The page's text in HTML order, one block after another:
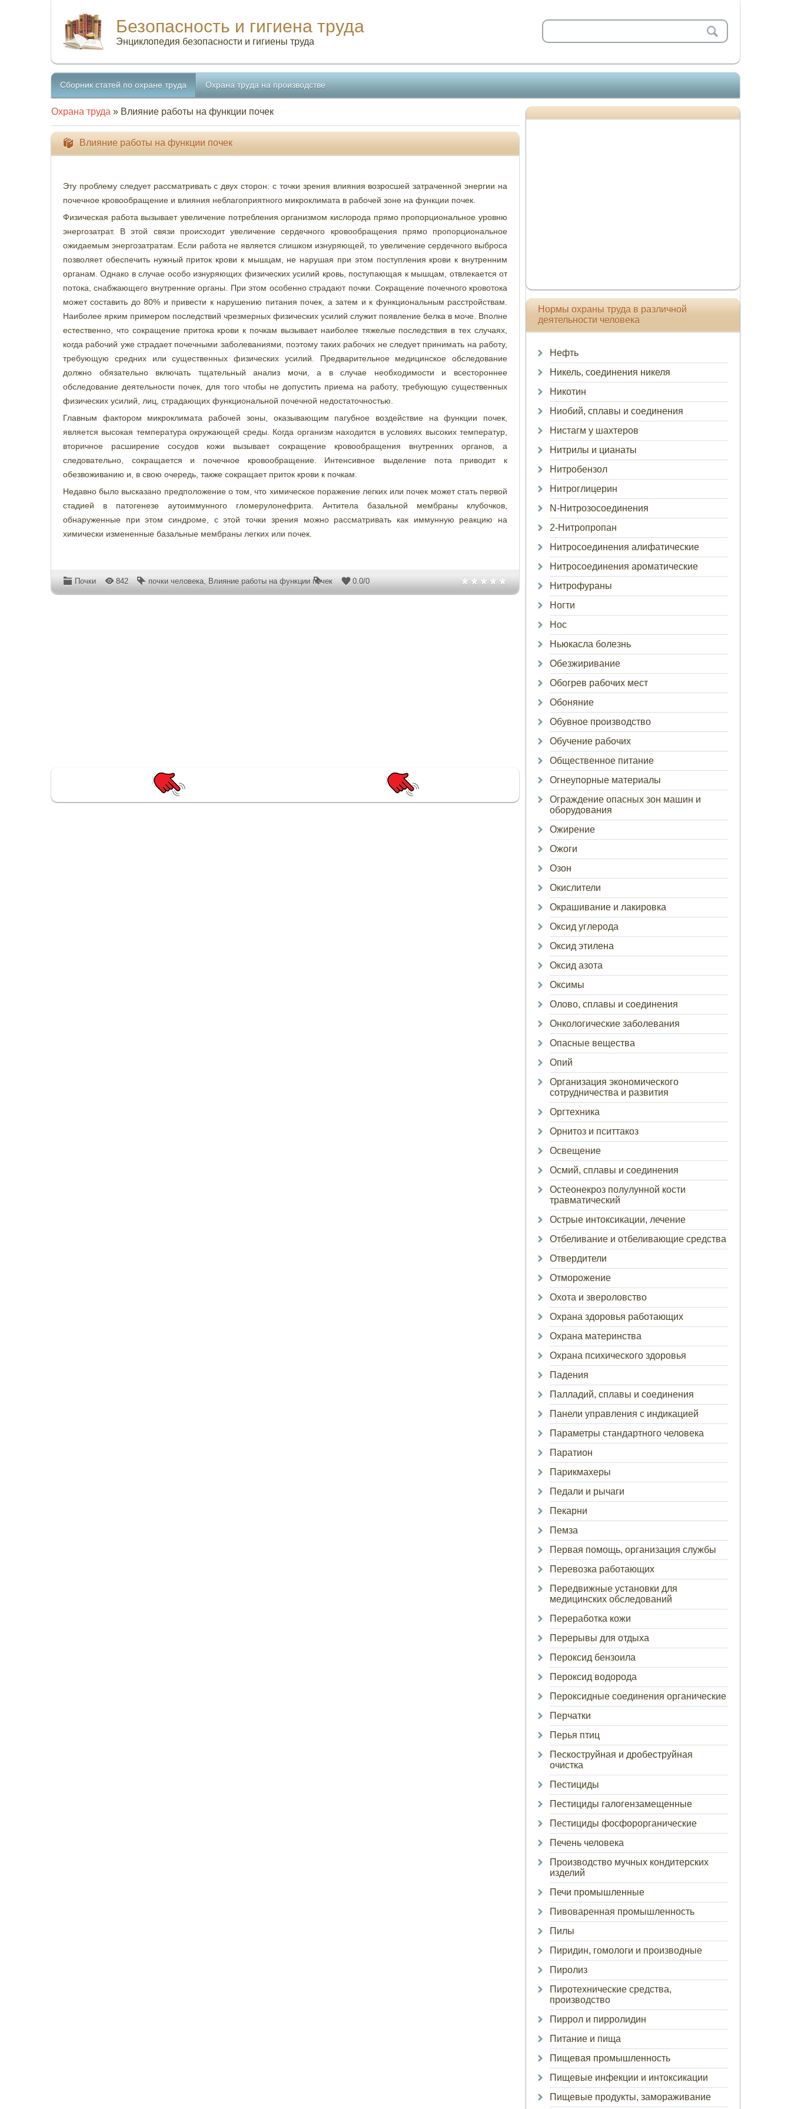
Безопасность и гигиена труда
Энциклопедия безопасности и гигиены труда
Сборник статей по охране труда Охрана труда на производстве
Охрана труда » Влияние работы на функции почек
Влияние работы на функции почек
Эту проблему следует рассматривать с двух сторон: с точки зрения влияния возросшей затраченной энергии на
почечное кровообращение и влияния неблагоприятного микроклимата в рабочей зоне на функции почек.
Физическая работа вызывает увеличение потребления организмом кислорода прямо пропорциональное уровню
энергозатрат. В этой связи происходит увеличение сердечного кровообращения прямо пропорциональное
ожидаемым энергозатратам. Если работа не является слишком изнуряющей, то увеличение сердечного выброса
позволяет обеспечить нужный приток крови к мышцам, не нарушая при этом поступления крови к внутренним
органам. Однако в случае особо изнуряющих физических усилий кровь, поступающая к мышцам, отвлекается от
потока, снабжающего внутренние органы. При этом особенно страдают почки. Сокращение почечного кровотока
может составить до 80% и привести к нарушению питания почек, а затем и к функциональным расстройствам.
Наиболее ярким примером последствий чрезмерных физических усилий служит появление белка в моче. Вполне
естественно, что сокращение притока крови к почкам вызывает наиболее тяжелые последствия в тех случаях,
когда рабочий уже страдает почечными заболеваниями, поэтому таких рабочих не следует принимать на работу,
требующую средних или существенных физических усилий. Предварительное медицинское обследование
должно обязательно включать тщательный анализ мочи, а в случае необходимости и всестороннее
обследование деятельности почек, для того чтобы не допустить приема на работу, требующую существенных
физических усилий, лиц, страдающих функциональной почечной недостаточностью.
Главным фактором микроклимата рабочей зоны, оказывающим пагубное воздействие на функции почек,
является высокая температура окружающей среды. Когда организм находится в условиях высоких температур,
вторичное расширение сосудов кожи вызывает сокращение кровообращения внутренних органов, а
следовательно, сокращается и почечное кровообращение. Интенсивное выделение пота приводит к
обезвоживанию и, в свою очередь, также сокращает приток крови к почкам.
Недавно было высказано предположение о том, что химическое поражение легких или почек может стать первой
стадией в патогенезе аутоиммунного гломерулонефрита. Антитела базальной мембраны клубочков,
обнаруженные при этом синдроме, с этой точки зрения можно рассматривать как иммунную реакцию на
химически измененные базальные мембраны легких или почек.
Почки 842 почки человека, Влияние работы на функции почек 0.0/0
Нормы охраны труда в различной
деятельности человека
Нефть
Никель, соединения никеля
Никотин
Ниобий, сплавы и соединения
Нистагм у шахтеров
Нитрилы и цианаты
Нитробензол
Нитроглицерин
N-Нитрозосоединения
2-Нитропропан
Нитросоединения алифатические
Нитросоединения ароматические
Нитрофураны
Ногти
Нос
Ньюкасла болезнь
Обезжиривание
Обогрев рабочих мест
Обоняние
Обувное производство
Обучение рабочих
Общественное питание
Огнеупорные материалы
Ограждение опасных зон машин и
оборудования
Ожирение
Ожоги
Озон
Окислители
Окрашивание и лакировка
Оксид углерода
Оксид этилена
Оксид азота
Оксимы
Олово, сплавы и соединения
Онкологические заболевания
Опасные вещества
Опий
Организация экономического
сотрудничества и развития
Оргтехника
Орнитоз и пситтакоз
Освещение
Осмий, сплавы и соединения
Остеонекроз полулунной кости
травматический
Острые интоксикации, лечение
Отбеливание и отбеливающие средства
Отвердители
Отморожение
Охота и звероловство
Охрана здоровья работающих
Охрана материнства
Охрана психического здоровья
Падения
Палладий, сплавы и соединения
Панели управления с индикацией
Параметры стандартного человека
Паратион
Парикмахеры
Педали и рычаги
Пекарни
Пемза
Первая помощь, организация службы
Перевозка работающих
Передвижные установки для
медицинских обследований
Переработка кожи
Перерывы для отдыха
Пероксид бензоила
Пероксид водорода
Пероксидные соединения органические
Перчатки
Перья птиц
Пескоструйная и дробеструйная
очистка
Пестициды
Пестициды галогензамещенные
Пестициды фосфорорганические
Печень человека
Производство мучных кондитерских
изделий
Печи промышленные
Пивоваренная промышленность
Пилы
Пиридин, гомологи и производные
Пиролиз
Пиротехнические средства,
производство
Пиррол и пирролидин
Питание и пища
Пищевая промышленность
Пищевые инфекции и интоксикации
Пищевые продукты, замораживание